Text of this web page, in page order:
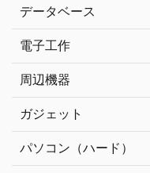
データベース
電子工作
周辺機器
ガジェット
パソコン（ハード）